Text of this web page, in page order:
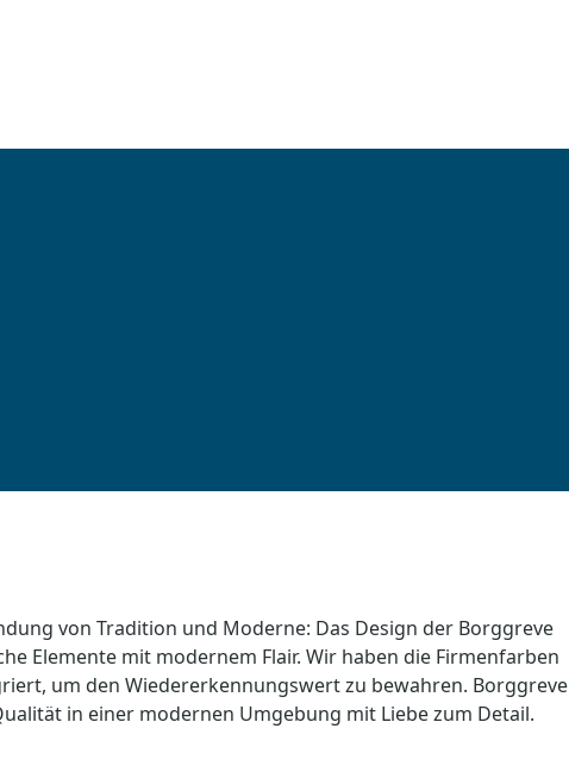
von Tradition und Moderne: Das Design der Borggreve
Elemente mit modernem Flair. Wir haben die Firmenfarben
um den Wiedererkennungswert zu bewahren. Borggreve
in einer modernen Umgebung mit Liebe zum Detail.